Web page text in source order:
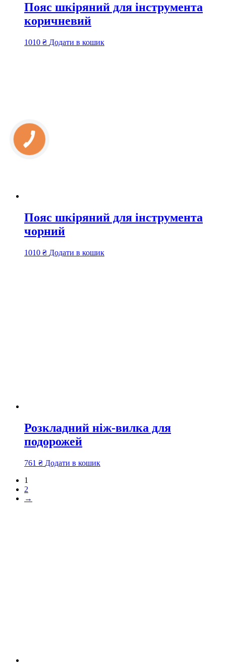
Пояс шкіряний для інструмента
коричневий
1010 ₴ Додати в кошик
Пояс шкіряний для інструмента
чорний
1010 ₴ Додати в кошик
Розкладний ніж-вилка для
подорожей
761 ₴ Додати в кошик
1
2
→